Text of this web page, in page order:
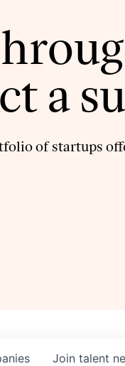
a
of startups
Join talent